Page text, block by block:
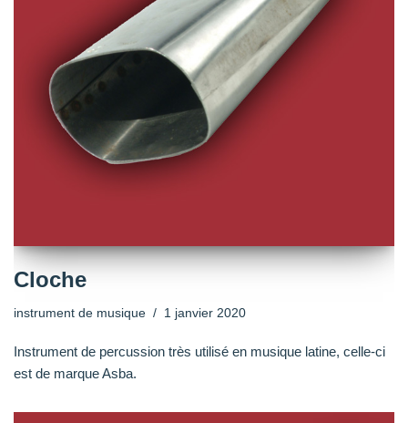
Cloche
instrument de musique 1 janvier 2020
Instrument de percussion très utilisé en musique latine, celle-ci
est de marque Asba.